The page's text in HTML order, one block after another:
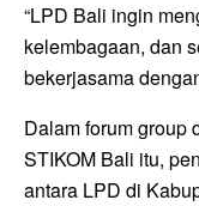
“LPD Bali ingin
kelembagaan, dan
bekerjasama
Dalam forum group
STIKOM Bali itu,
antara LPD di